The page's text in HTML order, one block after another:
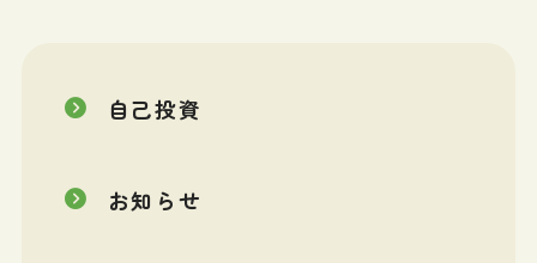
自己投資
お知らせ